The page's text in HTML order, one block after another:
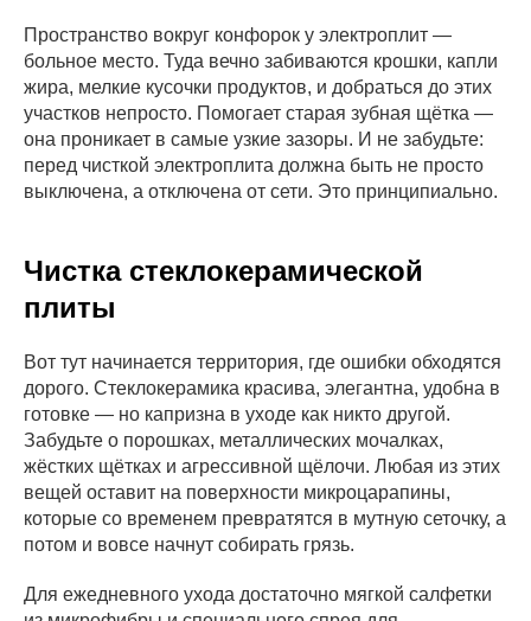
Пространство вокруг конфорок у электроплит —
больное место. Туда вечно забиваются крошки, капли
жира, мелкие кусочки продуктов, и добраться до этих
участков непросто. Помогает старая зубная щётка —
она проникает в самые узкие зазоры. И не забудьте:
перед чисткой электроплита должна быть не просто
выключена, а отключена от сети. Это принципиально.
Чистка стеклокерамической
плиты
Вот тут начинается территория, где ошибки обходятся
дорого. Стеклокерамика красива, элегантна, удобна в
готовке — но капризна в уходе как никто другой.
Забудьте о порошках, металлических мочалках,
жёстких щётках и агрессивной щёлочи. Любая из этих
вещей оставит на поверхности микроцарапины,
которые со временем превратятся в мутную сеточку, а
потом и вовсе начнут собирать грязь.
Для ежедневного ухода достаточно мягкой салфетки